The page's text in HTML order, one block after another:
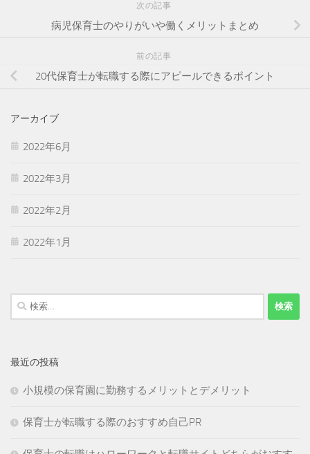
次の記事
病児保育士のやりがいや働くメリットまとめ
前の記事
20代保育士が転職する際にアピールできるポイント
アーカイブ
2022年6月
2022年3月
2022年2月
2022年1月
検
索:
最近の投稿
小規模の保育園に勤務するメリットとデメリット
保育士が転職する際のおすすめ自己PR